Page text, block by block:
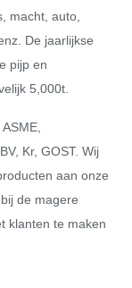
macht, auto,
De jaarlijkse
pijp en
5,000t.
Kr, GOST. Wij
aan onze
de magere
klanten te maken